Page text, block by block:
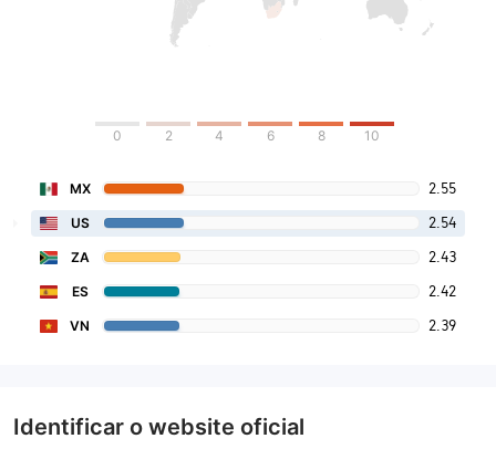
0 2 4 6 8 10
MX 2.55
US 2.54
ZA 2.43
ES 2.42
VN 2.39
Identificar o website oficial